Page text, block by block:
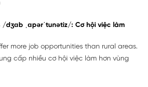
dʒɑb ˌɑpərˈtunətiz/: Cơ hội việc làm
more job opportunities than rural areas.
cấp nhiều cơ hội việc làm hơn vùng